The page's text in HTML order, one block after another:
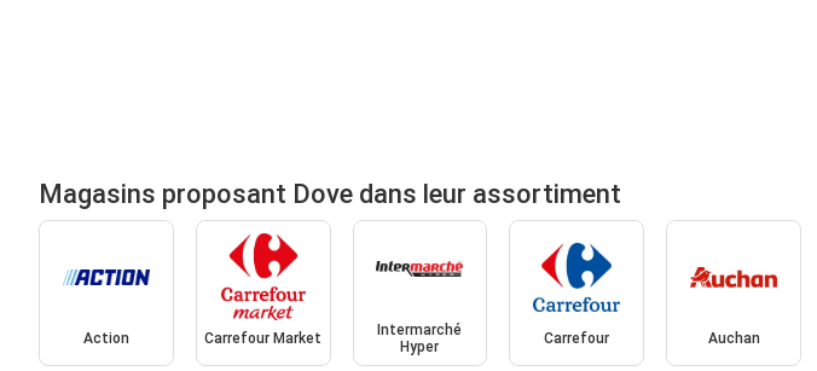
Magasins proposant Dove dans leur assortiment
Action Carrefour Market
Intermarché
Hyper
Carrefour Auchan